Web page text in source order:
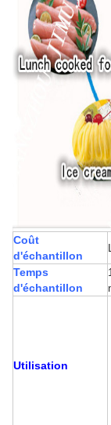
Coût
d'échantillon
Temps
d'échantillon
Utilisation